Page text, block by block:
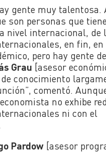
gente muy talentosa.
son personas que
nivel internacional, de
en fin, en
pero hay gente
Grau [asesor
conocimiento
comentó.
no exhibe
ni con el
Pardow [asesor